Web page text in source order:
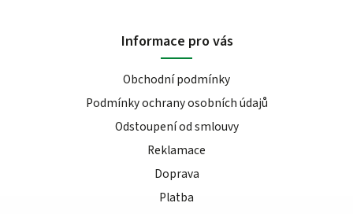
Informace pro vás
Obchodní podmínky
Podmínky ochrany osobních údajů
Odstoupení od smlouvy
Reklamace
Doprava
Platba